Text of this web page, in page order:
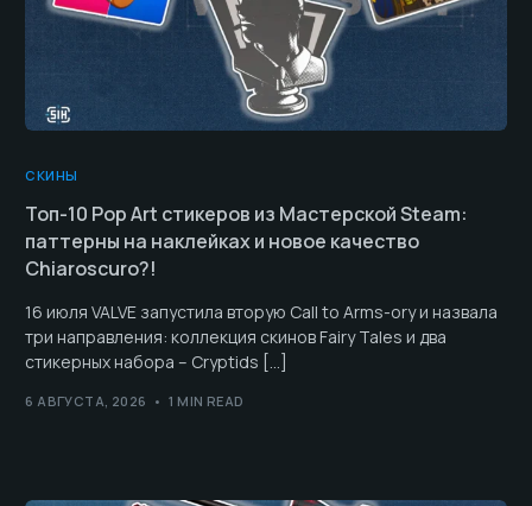
СКИНЫ
Топ-10 Pop Art стикеров из Мастерской Steam:
паттерны на наклейках и новое качество
Chiaroscuro?!
16 июля VALVE запустила вторую Call to Arms-ory и назвала
три направления: коллекция скинов Fairy Tales и два
стикерных набора – Cryptids […]
6 АВГУСТА, 2026 1 MIN READ